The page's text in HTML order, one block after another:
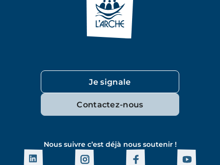
Je signale
Contactez-nous
Nous suivre c’est déjà nous soutenir !